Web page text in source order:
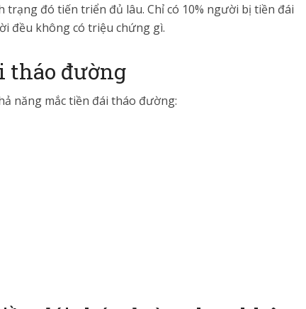
đó tiến triển đủ lâu. Chỉ có 10% người bị tiền đái
đều không có triệu chứng gì.
tháo đường
năng mắc tiền đái tháo đường: